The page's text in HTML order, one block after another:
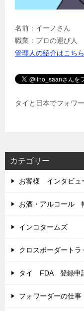
名前：イーノさん
職業：プロの運び人
管理人の紹介はこちら
タイと日本でフォワ
カテゴリー
お客様 インタビュ
お酒・アルコール
インコタームズ
クロスボーダートラ
タイ FDA 登録申
フォワーダーの仕事